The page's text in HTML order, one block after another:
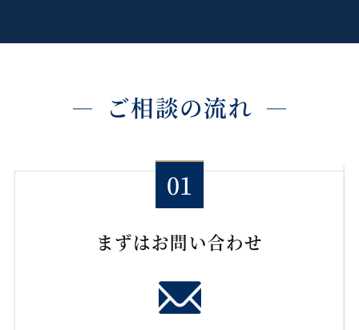
ご相談の流れ
まずはお問い合わせ